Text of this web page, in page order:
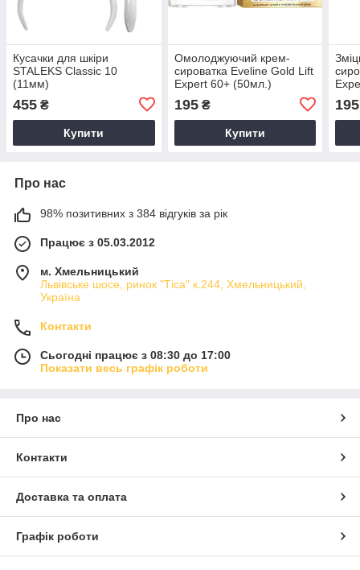
Кусачки для шкіри
STALEKS Classic 10
(11мм)
455 ₴
Купити
Омолоджуючий крем-
сироватка Eveline Gold Lift
Expert 60+ (50мл.)
195₴
Купити
195
Про нас
98% позитивних з 384 відгуків за рік
Працює з 05.03.2012
м. Хмельницький
Львівське шосе, ринок "Тіса" к.244, Хмельницький,
Україна
Контакти
Сьогодні працює з 08:30 до 17:00
Показати весь графік роботи
Про нас
Контакти
Доставка та оплата
Графік роботи